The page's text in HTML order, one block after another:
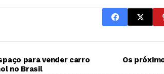
para vender carro
no Brasil
Os